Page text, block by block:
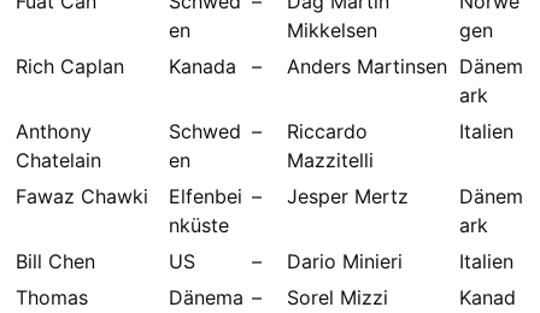
en
Mikkelsen
gen
Rich Caplan
Kanada – Anders Martinsen Dänem
ark
Anthony
Chatelain
Schwed
en
–
Riccardo
Mazzitelli
Italien
Fawaz Chawki
Elfenbei
nküste
– Jesper Mertz
Dänem
ark
Bill Chen
US – Dario Minieri
Italien
Thomas
Dänema – Sorel Mizzi
Kanad